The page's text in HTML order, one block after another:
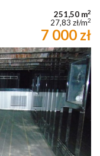
251,50 m2
27,83 zł/m2
7 000 zł